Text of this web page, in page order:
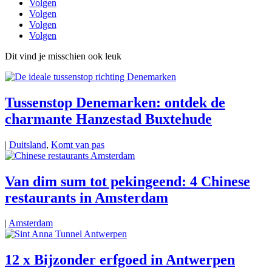
Volgen
Volgen
Volgen
Volgen
Dit vind je misschien ook leuk
Tussenstop Denemarken: ontdek de
charmante Hanzestad Buxtehude
| Duitsland, Komt van pas
Van dim sum tot pekingeend: 4 Chinese
restaurants in Amsterdam
| Amsterdam
12 x Bijzonder erfgoed in Antwerpen